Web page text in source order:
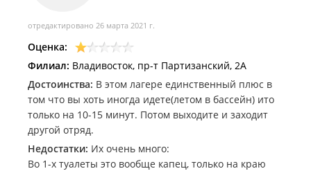
Медицинская справка (оформляется не ранее чем за 3
дня до заезда);
Копия паспорта или свидетельства о рождении;
Путевка.
Трансфер:
дополнительную плату:
отредактировано 26 марта 2021 г.
Оценка:
Филиал: Владивосток, пр-т Партизанский, 2А
Достоинства: В этом лагере единственный плюс в
том что вы хоть иногда идете(летом в бассейн) ито
только на 10-15 минут. Потом выходите и заходит
другой отряд.
Недостатки: Их очень много:
Во 1-х туалеты это вообще капец, только на краю